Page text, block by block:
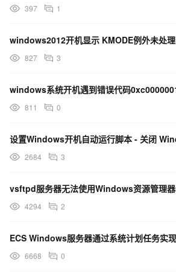
397 1
827 3
windows系统开机遇到错误代码
811 0
设置Windows开机自动运行脚本 - 关闭
2684 3
vsftpd服务器无法使用Windows资源管理
4294 2
ECS Windows服务器通过系统计划任务实
6668 0